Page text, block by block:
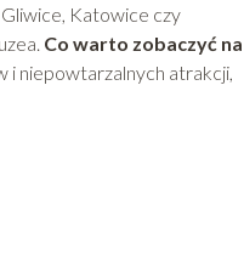
Katowice czy
Co warto zobaczyć na
i niepowtarzalnych atrakcji,